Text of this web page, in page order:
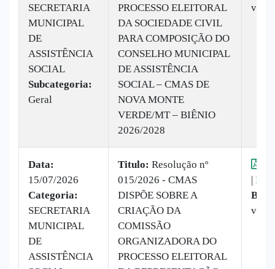
SECRETARIA
MUNICIPAL
DE
ASSISTÊNCIA
SOCIAL
Subcategoria:
Geral
PROCESSO ELEITORAL
DA SOCIEDADE CIVIL
PARA COMPOSIÇÃO DO
CONSELHO MUNICIPAL
DE ASSISTÊNCIA
SOCIAL – CMAS DE
NOVA MONTE
VERDE/MT – BIÊNIO
2026/2028
vezes
Data:
15/07/2026
Categoria:
SECRETARIA
MUNICIPAL
DE
ASSISTÊNCIA
Titulo: Resolução nº
015/2026 - CMAS
DISPÕE SOBRE A
CRIAÇÃO DA
COMISSÃO
ORGANIZADORA DO
PROCESSO ELEITORAL
|
vezes